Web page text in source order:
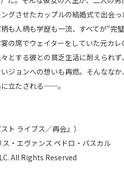
グさせたカップルの結婚式で出会
も人柄も学歴も一流、すべてが“完
の席でウェイターをしていた元カ
とする彼との貧乏生活に耐えられ
ジョンへの想いも再燃。そんなな
立たされる──。
ト ライブス／再会』）
・エヴァンス ペドロ・パスカル
All Rights Reserved